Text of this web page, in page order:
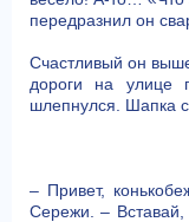
передразнил он
Счастливый он
дороги на улице
шлепнулся. Шапка
– Привет,
Сережи. – Вставай,